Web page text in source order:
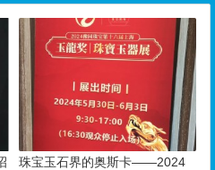
珠宝玉石界的奥斯卡——2024